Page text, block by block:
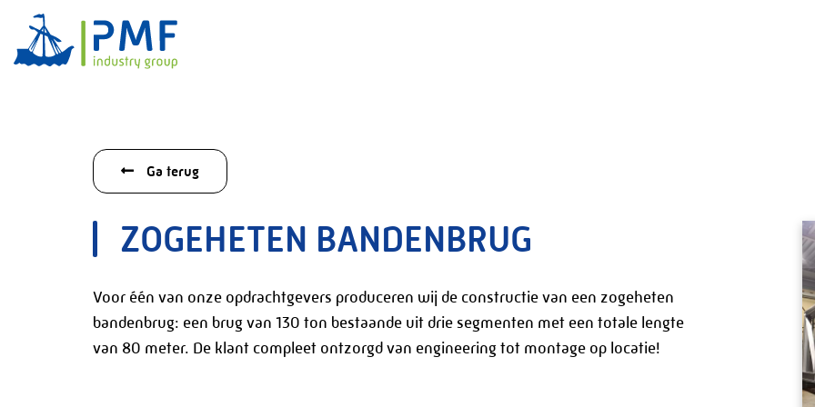
Ga terug
ZOGEHETEN BANDENBRUG
Voor één van onze opdrachtgevers produceren wij de constructie van een zogeheten
bandenbrug: een brug van 130 ton bestaande uit drie segmenten met een totale lengte
van 80 meter. De klant compleet ontzorgd van engineering tot montage op locatie!